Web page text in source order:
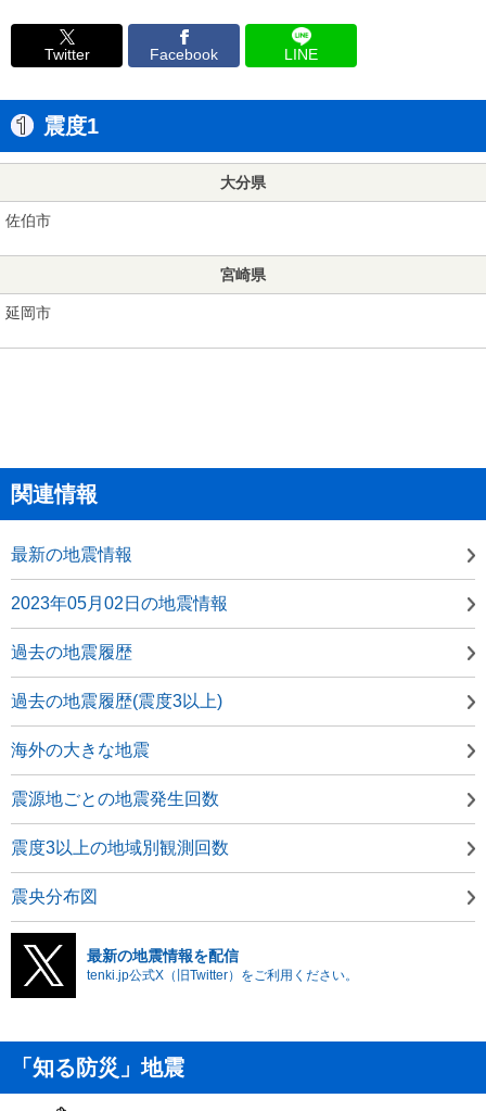
Twitter Facebook LINE
震度1
大分県
佐伯市
宮崎県
延岡市
関連情報
最新の地震情報
2023年05月02日の地震情報
過去の地震履歴
過去の地震履歴(震度3以上)
海外の大きな地震
震源地ごとの地震発生回数
震度3以上の地域別観測回数
震央分布図
最新の地震情報を配信
tenki.jp公式X（旧Twitter）をご利用ください。
「知る防災」地震